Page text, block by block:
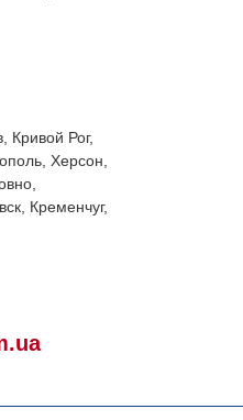
Кривой Рог,
Херсон,
Кременчуг,